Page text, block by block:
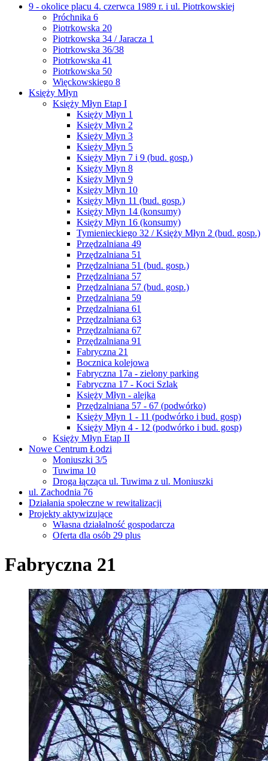
9 - okolice placu 4. czerwca 1989 r. i ul. Piotrkowskiej
Próchnika 6
Piotrkowska 20
Piotrkowska 34 / Jaracza 1
Piotrkowska 36/38
Piotrkowska 41
Piotrkowska 50
Więckowskiego 8
Księży Młyn
Księży Młyn Etap I
Księży Młyn 1
Księży Młyn 2
Księży Młyn 3
Księży Młyn 5
Księży Młyn 7 i 9 (bud. gosp.)
Księży Młyn 8
Księży Młyn 9
Księży Młyn 10
Księży Młyn 11 (bud. gosp.)
Księży Młyn 14 (konsumy)
Księży Młyn 16 (konsumy)
Tymienieckiego 32 / Księży Młyn 2 (bud. gosp.)
Przędzalniana 49
Przędzalniana 51
Przędzalniana 51 (bud. gosp.)
Przędzalniana 57
Przędzalniana 57 (bud. gosp.)
Przędzalniana 59
Przędzalniana 61
Przędzalniana 63
Przędzalniana 67
Przędzalniana 91
Fabryczna 21
Bocznica kolejowa
Fabryczna 17a - zielony parking
Fabryczna 17 - Koci Szlak
Księży Młyn - alejka
Przędzalniana 57 - 67 (podwórko)
Księży Młyn 1 - 11 (podwórko i bud. gosp)
Księży Młyn 4 - 12 (podwórko i bud. gosp)
Księży Młyn Etap II
Nowe Centrum Łodzi
Moniuszki 3/5
Tuwima 10
Droga łącząca ul. Tuwima z ul. Moniuszki
ul. Zachodnia 76
Działania społeczne w rewitalizacji
Projekty aktywizujące
Własna działalność gospodarcza
Oferta dla osób 29 plus
Fabryczna 21